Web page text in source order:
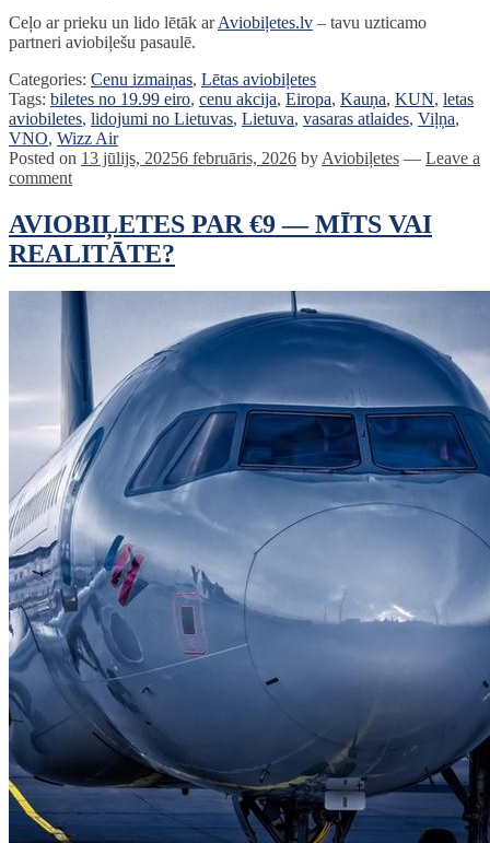
Ceļo ar prieku un lido lētāk arAviobiļetes.lv – tavu uzticamo
partneri aviobiļešu pasaulē.
Categories: Cenu izmaiņas, Lētas aviobiļetes
Tags: biletes no 19.99 eiro, cenu akcija, Eiropa, Kauņa, KUN, letas
aviobiletes, lidojumi no Lietuvas, Lietuva, vasaras atlaides, Viļņa,
VNO, Wizz Air
Posted on 13 jūlijs, 20256 februāris, 2026 by Aviobiļetes — Leave a
comment
AVIOBIĻETES PAR €9 — MĪTS VAI
REALITĀTE?